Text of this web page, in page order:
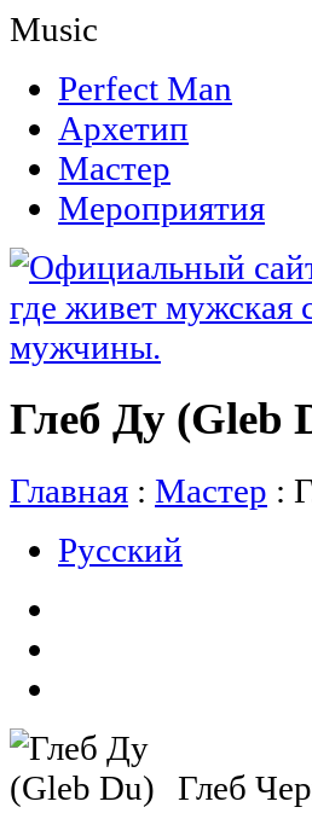
Music
Perfect Man
Архетип
Мастер
Мероприятия
Глеб Ду (Gleb
Главная : Мастер :
Русский
Глеб